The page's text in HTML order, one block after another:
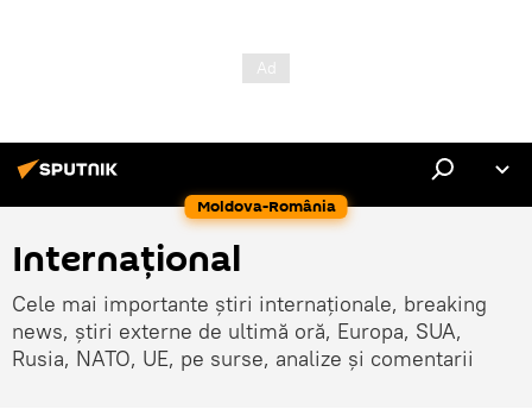
Moldova-România
Internaţional
Cele mai importante știri internaționale, breaking
news, știri externe de ultimă oră, Europa, SUA,
Rusia, NATO, UE, pe surse, analize și comentarii